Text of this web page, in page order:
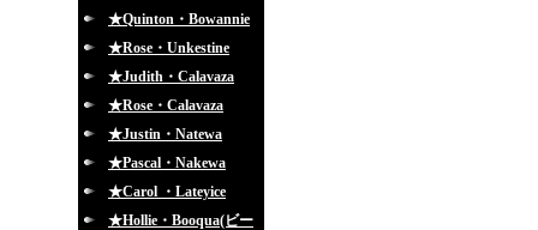
★Quinton・Bowannie
★Rose・Unkestine
★Judith・Calavaza
★Rose・Calavaza
★Justin・Natewa
★Pascal・Nakewa
★Carol ・Lateyice
★Hollie・Booqua(ビー